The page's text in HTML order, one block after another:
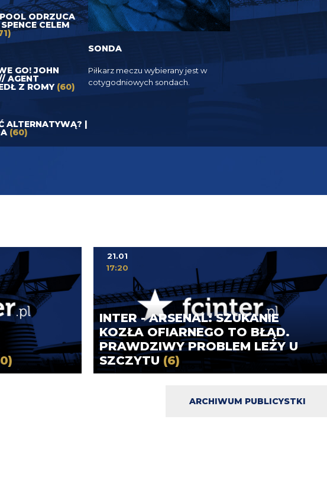
ODRZUCA
CELEM
GO! JOHN
AGENT
Z ROMY (60)
ALTERNATYWĄ? |
(60)
SONDA
Piłkarz meczu wybierany jest w
cotygodniowych sondach.
INTER - ARSENAL: SZUKANIE
KOZŁA OFIARNEGO TO BŁĄD.
PRAWDZIWY PROBLEM LEŻY U
SZCZYTU (6)
21.01
17:20
ARCHIWUM PUBLICYSTKI